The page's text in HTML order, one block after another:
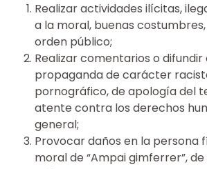
Realizar actividades ilícitas,
a la moral, buenas
orden público;
Realizar comentarios o
propaganda de carácter
pornográfico, de apología del
atente contra los derechos
general;
Provocar daños en la persona
moral de “Ampai gimferrer”,